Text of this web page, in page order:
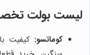
لیست بولت
کوماتسو: کیفیت